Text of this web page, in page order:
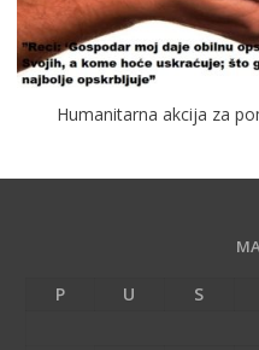
Humanitarna akcija za
P U S